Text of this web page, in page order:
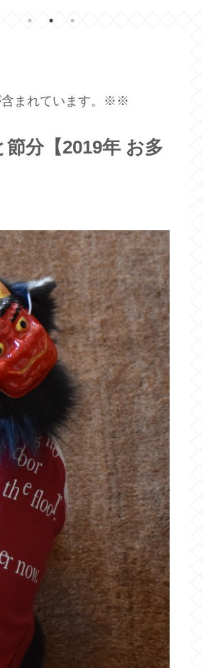
含まれています。※※
節分【2019年 お多